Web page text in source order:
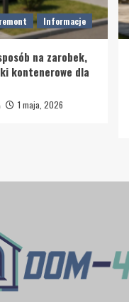
Informacje
na zarobek,
kontenerowe dla
1 maja, 2026